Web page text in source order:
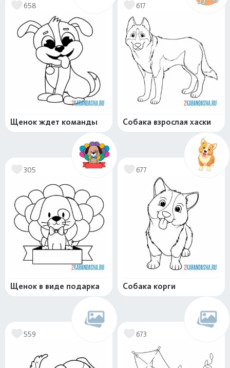
658
Щенок ждет команды
617
Собака взрослая хаски
305
Щенок в виде подарка
677
Собака корги
559 673